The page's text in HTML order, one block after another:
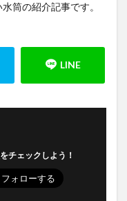
筒の紹介記事です。
チェックしよう！